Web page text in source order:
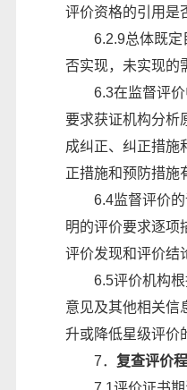
评价资格的引用是
6.2.9总体既定
否实现，未实现的
6.3在监督评
要求获证机构分析
成纠正、纠正措施
正措施和预防措施
6.4监督评价
明的评价要求逐项
评价发现和评价结
6.5评价机构
意见及其他相关信
升或降低星级评价
7．复查评价